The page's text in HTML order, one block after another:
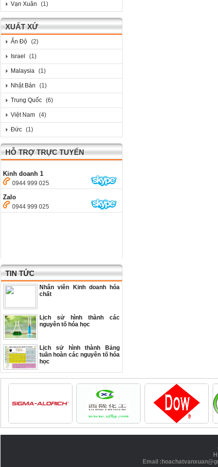
Vạn Xuân (1)
XUẤT XỨ
Ấn Độ (2)
Israel (1)
Malaysia (1)
Nhật Bản (1)
Trung Quốc (6)
Việt Nam (4)
Đức (1)
HỖ TRỢ TRỰC TUYẾN
Kinh doanh 1
0944 999 025
Zalo
0944 999 025
TIN TỨC
Nhân viên Kinh doanh hóa
chất
Lịch sử hình thành các
nguyên tố hóa học
Lịch sử hình thành Bảng
tuần hoàn các nguyên tố hóa
học
Email